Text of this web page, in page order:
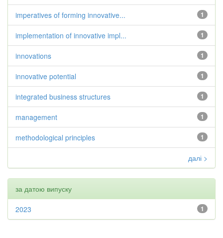
1
imperatives of forming innovative...
1
implementation of innovative impl...
1
innovations
1
innovative potential
1
integrated business structures
1
management
1
methodological principles
далі >
за датою випуску
1
2023